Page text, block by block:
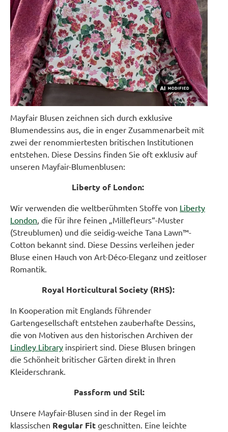
Mayfair Blusen zeichnen sich durch exklusive
Blumendessins aus, die in enger Zusammenarbeit mit
zwei der renommiertesten britischen Institutionen
entstehen. Diese Dessins finden Sie oft exklusiv auf
unseren Mayfair-Blumenblusen:
Liberty of London:
Wir verwenden die weltberühmten Stoffe von Liberty
London, die für ihre feinen „Millefleurs“-Muster
(Streublumen) und die seidig-weiche Tana Lawn™-
Cotton bekannt sind. Diese Dessins verleihen jeder
Bluse einen Hauch von Art-Déco-Eleganz und zeitloser
Romantik.
Royal Horticultural Society (RHS):
In Kooperation mit Englands führender
Gartengesellschaft entstehen zauberhafte Dessins,
die von Motiven aus den historischen Archiven der
Lindley Library inspiriert sind. Diese Blusen bringen
die Schönheit britischer Gärten direkt in Ihren
Kleiderschrank.
Passform und Stil:
Unsere Mayfair-Blusen sind in der Regel im
klassischen Regular Fit geschnitten. Eine leichte